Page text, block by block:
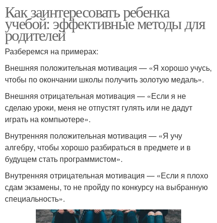
Как заинтересовать ребенка
учебой: эффективные методы для
родителей
Разберемся на примерах:
Внешняя положительная мотивация — «Я хорошо учусь,
чтобы по окончании школы получить золотую медаль».
Внешняя отрицательная мотивация — «Если я не
сделаю уроки, меня не отпустят гулять или не дадут
играть на компьютере».
Внутренняя положительная мотивация — «Я учу
алгебру, чтобы хорошо разбираться в предмете и в
будущем стать программистом».
Внутренняя отрицательная мотивация — «Если я плохо
сдам экзамены, то не пройду по конкурсу на выбранную
специальность».